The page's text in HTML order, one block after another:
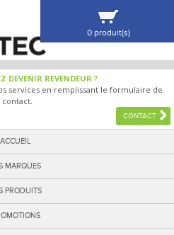
DEVENIR REVENDEUR ?
services en remplissant le formulaire de
contact.
CONTACT
ACCUEIL
MARQUES
PRODUITS
0 produit(s)
VOIR MA SÉLECTION